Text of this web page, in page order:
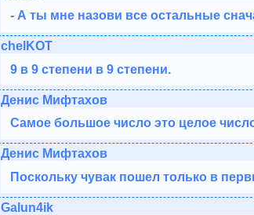
- А ты мне назови все остальные
chelKOT
9 в 9 степени в 9 степени.
Денис Мифтахов
Самое большое число это целое
Денис Мифтахов
Поскольку чувак пошел только в
Galun4ik